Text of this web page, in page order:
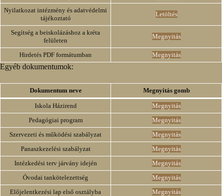
Nyilatkozat intézmény és adatvédelmi
tájékoztató
Letöltés
Segítség a beiskolázáshoz a kréta
felületen
Megnyitás
Hirdetés PDF formátumban Megnyitás
Egyéb dokumentumok:
Dokumentum neve Megnyitás gomb
Iskola Házirend
Megnyitás
Pedagógiai program
Megnyitás
Szervezeti és működési szabályzat
Megnyitás
Panaszkezelési szabályzat
Megnyitás
Intézkedési terv járvány idején
Megnyitás
Óvodai tankötelezettség
Megnyitás
Előjelentkezési lap első osztályba
Megnyitás